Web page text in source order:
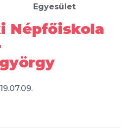
Egyesület
Népfőiskola